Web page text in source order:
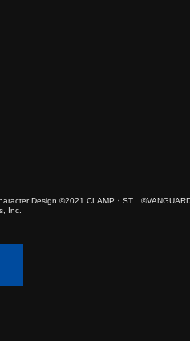
Design ©2021 CLAMP・ST
Inc.